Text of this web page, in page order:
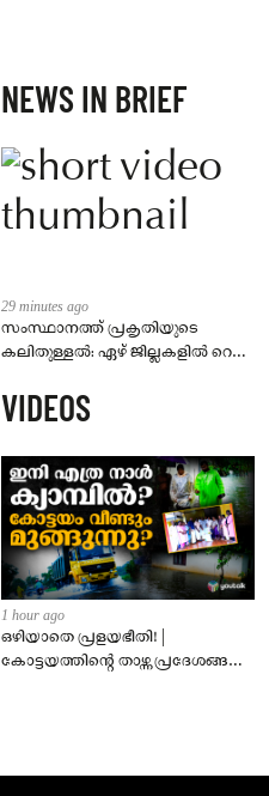
NEWS IN BRIEF
29 minutes ago
സംസ്ഥാനത്ത് പ്രകൃതിയുടെ
കലിതുള്ളൽ: ഏഴ് ജില്ലകളിൽ റെഡ്
നിർണായകം
VIDEOS
1 hour ago
ഒഴിയാതെ പ്രളയഭീതി! |
കോട്ടയത്തിന്റെ താഴ്ന്ന പ്രദേശങ്ങൾ